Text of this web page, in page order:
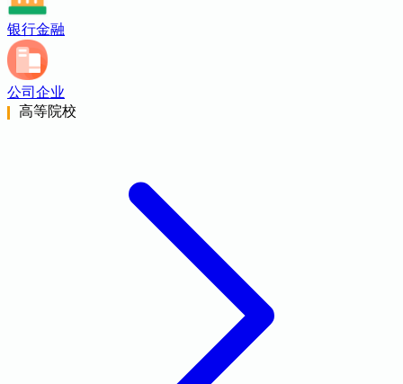
银行金融
公司企业
高等院校